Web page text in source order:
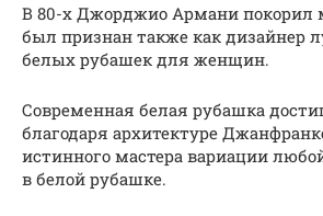
В 80-х Джорджио Армани
был признан также как дизайнер
белых рубашек для женщин.
Современная белая рубашка
благодаря архитектуре
истинного мастера вариации
в белой рубашке.